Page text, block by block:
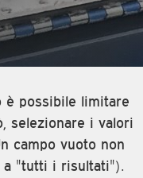
è possibile limitare
selezionare i valori
campo vuoto non
a "tutti i risultati").